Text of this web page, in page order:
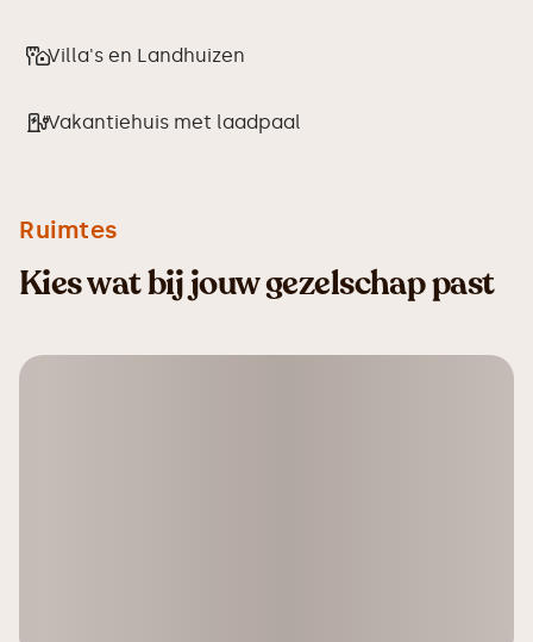
Villa's en Landhuizen
Vakantiehuis met laadpaal
Ruimtes
Kies wat bij jouw gezelschap past